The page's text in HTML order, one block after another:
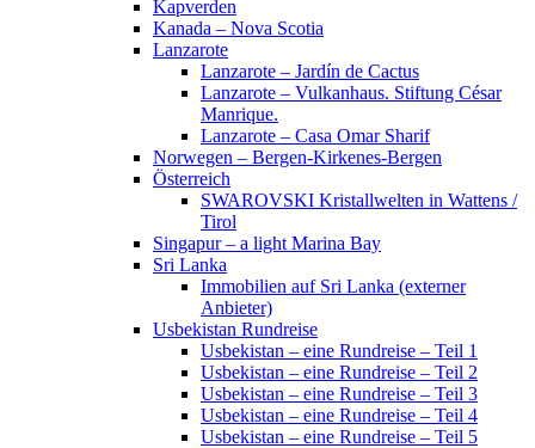
Kapverden
Kanada – Nova Scotia
Lanzarote
Lanzarote – Jardín de Cactus
Lanzarote – Vulkanhaus. Stiftung César
Manrique.
Lanzarote – Casa Omar Sharif
Norwegen – Bergen-Kirkenes-Bergen
Österreich
SWAROVSKI Kristallwelten in Wattens /
Tirol
Singapur – a light Marina Bay
Sri Lanka
Immobilien auf Sri Lanka (externer
Anbieter)
Usbekistan Rundreise
Usbekistan – eine Rundreise – Teil 1
Usbekistan – eine Rundreise – Teil 2
Usbekistan – eine Rundreise – Teil 3
Usbekistan – eine Rundreise – Teil 4
Usbekistan – eine Rundreise – Teil 5